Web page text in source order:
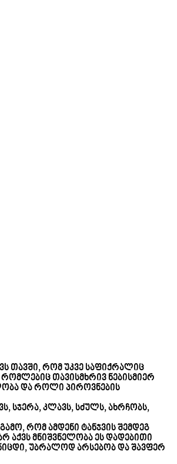
თავში, რომ უკვე საფიქრალიც
თავისმხრივ ნებისმიერ
და როლი პიროვნების
სჯერა, კლავს, სძულს, ახრჩობს,
რომ ამდენი ტანჯვის შემდეგ
აქვს მნიშვნელობა ეს დადებითი
უბრალოდ არსებობ და შავფერ